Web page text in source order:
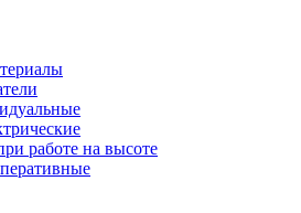
работе на высоте